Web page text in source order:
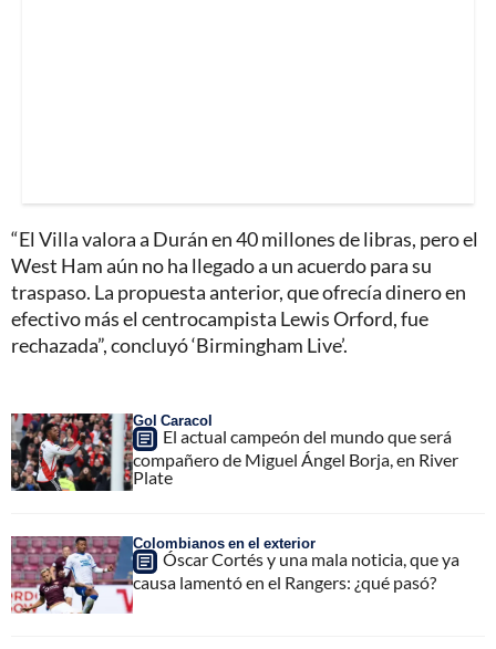
“El Villa valora a Durán en 40 millones de libras, pero el
West Ham aún no ha llegado a un acuerdo para su
traspaso. La propuesta anterior, que ofrecía dinero en
efectivo más el centrocampista Lewis Orford, fue
rechazada”, concluyó ‘Birmingham Live’.
Gol Caracol
El actual campeón del mundo que será
compañero de Miguel Ángel Borja, en River
Plate
Colombianos en el exterior
Óscar Cortés y una mala noticia, que ya
causa lamentó en el Rangers: ¿qué pasó?